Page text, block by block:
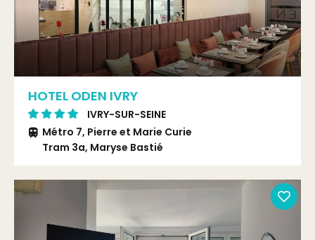
HOTEL ODEN IVRY
IVRY-SUR-SEINE
Métro 7, Pierre et Marie Curie
Tram 3a, Maryse Bastié